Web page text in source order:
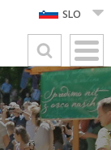
SLO